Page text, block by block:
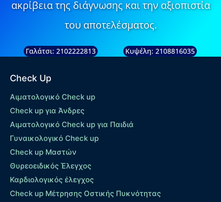
ακρίβεια της διάγνωσης και την αξιοπιστία
του αποτελέσματος.
Γαλάτσι: 2102222813 Κυψέλη: 2108816035
Check Up
Αιματολογικό Check up
Check up για Άνδρες
Αιματολογικό Check up για Παιδιά
Γυναικολογικό Check up
Check up Μαστών
Θυρεοειδικός Έλεγχος
Καρδιολογικός έλεγχος
Check up Mέτρησης Οστικής Πυκνότητας